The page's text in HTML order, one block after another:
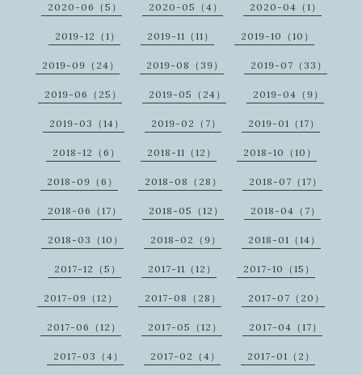
2020-06（5） 2020-05（4） 2020-04（1）
2019-12（1） 2019-11（11） 2019-10（10）
2019-09（24） 2019-08（39） 2019-07（33）
2019-06（25） 2019-05（24） 2019-04（9）
2019-03（14） 2019-02（7） 2019-01（17）
2018-12（6） 2018-11（12） 2018-10（10）
2018-09（6） 2018-08（28） 2018-07（17）
2018-06（17） 2018-05（12） 2018-04（7）
2018-03（10） 2018-02（9） 2018-01（14）
2017-12（5） 2017-11（12） 2017-10（15）
2017-09（12） 2017-08（28） 2017-07（20）
2017-06（12） 2017-05（12） 2017-04（17）
2017-03（4） 2017-02（4） 2017-01（2）